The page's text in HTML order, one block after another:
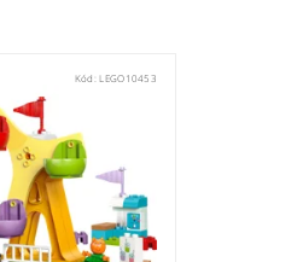
Kód:LEGO10453